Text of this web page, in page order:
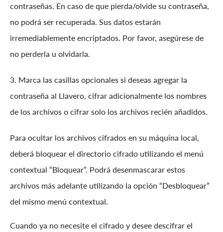
contraseñas. En caso de que pierda/olvide su contraseña,
no podrá ser recuperada. Sus datos estarán
irremediablemente encriptados. Por favor, asegúrese de
no perderla u olvidarla.
3. Marca las casillas opcionales si deseas agregar la
contraseña al Llavero, cifrar adicionalmente los nombres
de los archivos o cifrar solo los archivos recién añadidos.
Para ocultar los archivos cifrados en su máquina local,
deberá bloquear el directorio cifrado utilizando el menú
contextual “Bloquear”. Podrá desenmascarar estos
archivos más adelante utilizando la opción “Desbloquear”
del mismo menú contextual.
Cuando ya no necesite el cifrado y desee descifrar el